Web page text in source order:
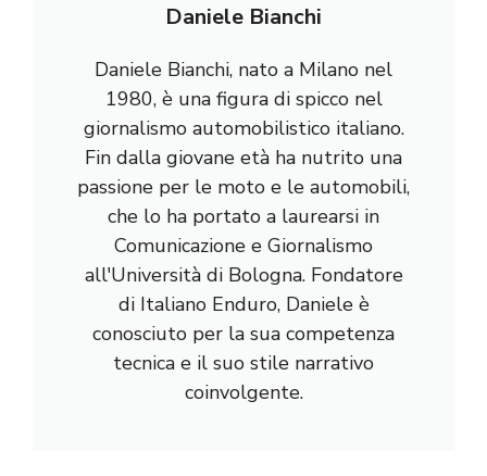
Daniele Bianchi
Daniele Bianchi, nato a Milano nel
1980, è una figura di spicco nel
giornalismo automobilistico italiano.
Fin dalla giovane età ha nutrito una
passione per le moto e le automobili,
che lo ha portato a laurearsi in
Comunicazione e Giornalismo
all'Università di Bologna. Fondatore
di Italiano Enduro, Daniele è
conosciuto per la sua competenza
tecnica e il suo stile narrativo
coinvolgente.